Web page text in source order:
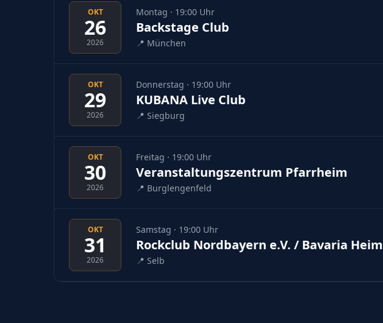
OKT
26
2026
Montag · 19:00 Uhr
Backstage Club
📍 München
OKT
29
2026
Donnerstag · 19:00 Uhr
KUBANA Live Club
📍 Siegburg
OKT
30
2026
Freitag · 19:00 Uhr
Veranstaltungszentrum Pfarrheim
📍 Burglengenfeld
OKT
31
2026
Samstag · 19:00 Uhr
Rockclub Nordbayern e.V. / Bavaria Heim
📍 Selb